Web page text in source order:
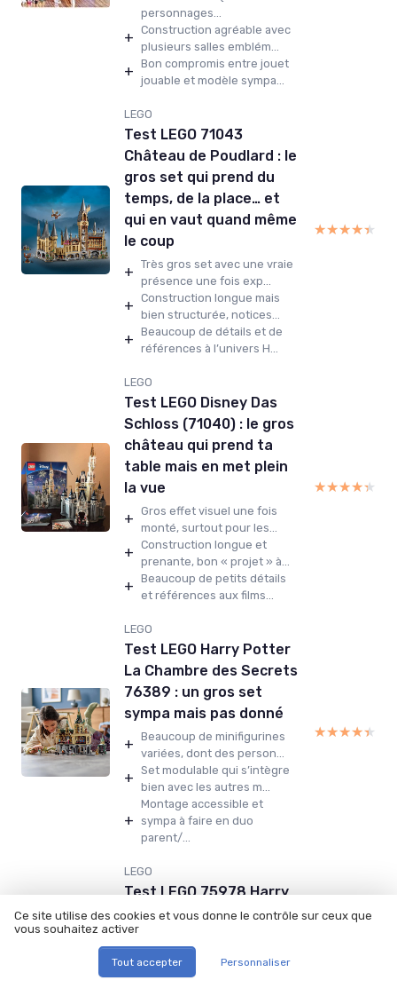
personnages...
+ Construction agréable avec
plusieurs salles emblém...
+ Bon compromis entre jouet
jouable et modèle sympa...
LEGO
Test LEGO 71043
Château de Poudlard : le
gros set qui prend du
temps, de la place… et
qui en vaut quand même
le coup
+ Très gros set avec une vraie
présence une fois exp...
+ Construction longue mais
bien structurée, notices...
+ Beaucoup de détails et de
références à l’univers H...
★★★★★
★★★★★
LEGO
Test LEGO Disney Das
Schloss (71040) : le gros
château qui prend ta
table mais en met plein
la vue
+ Gros effet visuel une fois
monté, surtout pour les...
+ Construction longue et
prenante, bon « projet » à...
+ Beaucoup de petits détails
et références aux films...
★★★★★
★★★★★
LEGO
Test LEGO Harry Potter
La Chambre des Secrets
76389 : un gros set
sympa mais pas donné
+ Beaucoup de minifigurines
variées, dont des person...
+ Set modulable qui s’intègre
bien avec les autres m...
+
Montage accessible et
sympa à faire en duo
parent/...
★★★★★
★★★★★
LEGO
Test LEGO 75978 Harry
Potter Chemin de
Traverse : un gros set
pour fans, pas pour
débutants
Ce site utilise des cookies et vous donne le contrôle sur ceux que
vous souhaitez activer
Tout accepter Personnaliser